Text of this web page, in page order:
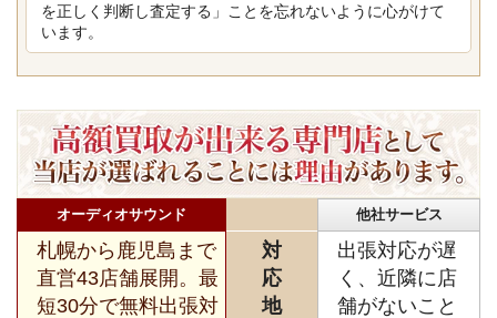
を正しく判断し査定する」ことを忘れないように心がけて
います。
オーディオサウンド 他社サービス
札幌から鹿児島まで
直営43店舗展開。最
短30分で無料出張対
対
応
地
出張対応が遅
く、近隣に店
舗がないこと